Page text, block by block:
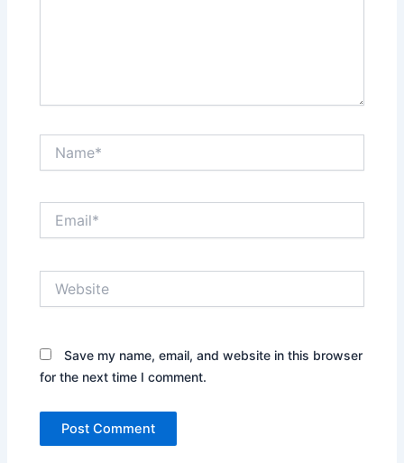
Save my name, email, and website in this browser
for the next time I comment.